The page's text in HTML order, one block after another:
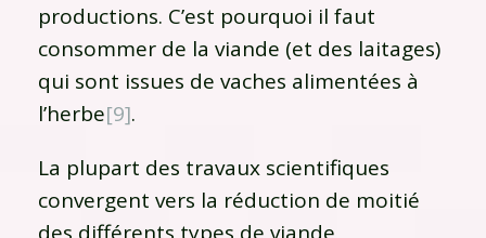
productions. C’est pourquoi il faut
consommer de la viande (et des laitages)
qui sont issues de vaches alimentées à
l’herbe[9].
La plupart des travaux scientifiques
convergent vers la réduction de moitié
des différents types de viande